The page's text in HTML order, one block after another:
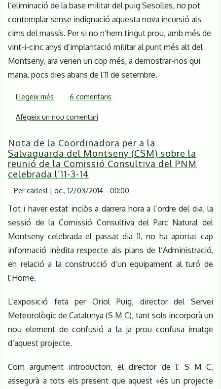
l’eliminació de la base militar del puig Sesolles, no pot
contemplar sense indignació aquesta nova incursió als
cims del massís. Per si no n’hem tingut prou, amb més de
vint-i-cinc anys d’implantació militar al punt més alt del
Montseny, ara venen un cop més, a demostrar-nos qui
mana, pocs dies abans de l’11 de setembre.
Llegeix més sobre
Coordinadora
a
la
Salvaguarda
Montseny
(CSM)
protesta
les
maniobres
al
l'Home
6 comentaris
Afegeix un nou comentari
Nota de la Coordinadora per a la
Salvaguarda del Montseny (CSM) sobre la
reunió de la Comissió Consultiva del PNM
celebrada l’11-3-14
Per carlesl | dc., 12/03/2014 - 00:00
Tot i haver estat inclòs a darrera hora a l’ordre del dia, la
sessió de la Comissió Consultiva del Parc Natural del
Montseny celebrada el passat dia 11, no ha aportat cap
informació inèdita respecte als plans de l’Administració,
en relació a la construcció d’un equipament al turó de
l’Home.
L’exposició feta per Oriol Puig, director del Servei
Meteorològic de Catalunya (S M C), tant sols incorporà un
nou element de confusió a la ja prou confusa imatge
d’aquest projecte.
Com argument introductori, el director de l’ S M C,
assegurà a tots els present que aquest «és un projecte